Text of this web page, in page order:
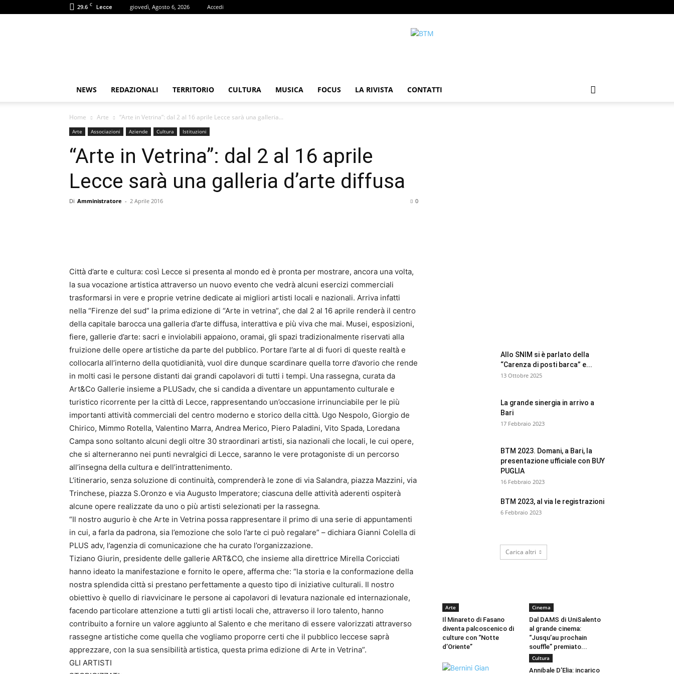
29.6 C Lecce giovedì, Agosto 6, 2026 Accedi
NEWS REDAZIONALI TERRITORIO CULTURA MUSICA FOCUS LA RIVISTA CONTATTI
Home Arte “Arte in Vetrina”: dal 2 al 16 aprile Lecce sarà una galleria...
Arte Associazioni Aziende Cultura Istituzioni
“Arte in Vetrina”: dal 2 al 16 aprile
Lecce sarà una galleria d’arte diffusa
Di Amministratore - 2 Aprile 2016 0
Città d’arte e cultura: così Lecce si presenta al mondo ed è pronta per mostrare, ancora una volta,
la sua vocazione artistica attraverso un nuovo evento che vedrà alcuni esercizi commerciali
trasformarsi in vere e proprie vetrine dedicate ai migliori artisti locali e nazionali. Arriva infatti
nella “Firenze del sud” la prima edizione di “Arte in vetrina”, che dal 2 al 16 aprile renderà il centro
della capitale barocca una galleria d’arte diffusa, interattiva e più viva che mai. Musei, esposizioni,
fiere, gallerie d’arte: sacri e inviolabili appaiono, oramai, gli spazi tradizionalmente riservati alla
fruizione delle opere artistiche da parte del pubblico. Portare l’arte al di fuori di queste realtà e
collocarla all’interno della quotidianità, vuol dire dunque scardinare quella torre d’avorio che rende
in molti casi le persone distanti dai grandi capolavori di tutti i tempi. Una rassegna, curata da
Art&Co Gallerie insieme a PLUSadv, che si candida a diventare un appuntamento culturale e
turistico ricorrente per la città di Lecce, rappresentando un’occasione irrinunciabile per le più
importanti attività commerciali del centro moderno e storico della città. Ugo Nespolo, Giorgio de
Chirico, Mimmo Rotella, Valentino Marra, Andrea Merico, Piero Paladini, Vito Spada, Loredana
Campa sono soltanto alcuni degli oltre 30 straordinari artisti, sia nazionali che locali, le cui opere,
che si alterneranno nei punti nevralgici di Lecce, saranno le vere protagoniste di un percorso
all’insegna della cultura e dell’intrattenimento.
L’itinerario, senza soluzione di continuità, comprenderà le zone di via Salandra, piazza Mazzini, via
Trinchese, piazza S.Oronzo e via Augusto Imperatore; ciascuna delle attività aderenti ospiterà
alcune opere realizzate da uno o più artisti selezionati per la rassegna.
“Il nostro augurio è che Arte in Vetrina possa rappresentare il primo di una serie di appuntamenti
in cui, a farla da padrona, sia l’emozione che solo l’arte ci può regalare” – dichiara Gianni Colella di
PLUS adv, l’agenzia di comunicazione che ha curato l’organizzazione.
Tiziano Giurin, presidente delle gallerie ART&CO, che insieme alla direttrice Mirella Coricciati
hanno ideato la manifestazione e fornito le opere, afferma che: “la storia e la conformazione della
nostra splendida città si prestano perfettamente a questo tipo di iniziative culturali. Il nostro
obiettivo è quello di riavvicinare le persone ai capolavori di levatura nazionale ed internazionale,
facendo particolare attenzione a tutti gli artisti locali che, attraverso il loro talento, hanno
contribuito a fornire un valore aggiunto al Salento e che meritano di essere valorizzati attraverso
rassegne artistiche come quella che vogliamo proporre certi che il pubblico leccese saprà
apprezzare, con la sua sensibilità artistica, questa prima edizione di Arte in Vetrina”.
GLI ARTISTI
Allo SNIM si è parlato della
“Carenza di posti barca” e...
13 Ottobre 2025
La grande sinergia in arrivo a
Bari
17 Febbraio 2023
BTM 2023. Domani, a Bari, la
presentazione ufficiale con BUY
PUGLIA
16 Febbraio 2023
BTM 2023, al via le registrazioni
6 Febbraio 2023
Carica altri
Arte
Il Minareto di Fasano
diventa palcoscenico di
culture con “Notte
d’Oriente”
Cinema
Dal DAMS di UniSalento
al grande cinema:
“Jusqu’au prochain
souffle” premiato...
Cultura
Annibale D’Elia: incarico